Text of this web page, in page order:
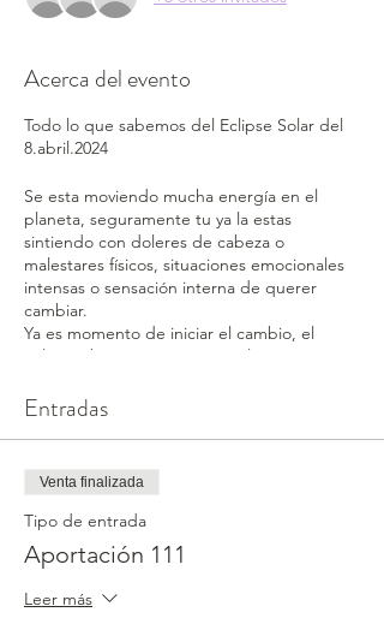
Acerca del evento
Todo lo que sabemos del Eclipse Solar del
8.abril.2024
Se esta moviendo mucha energía en el
planeta, seguramente tu ya la estas
sintiendo con doleres de cabeza o
malestares físicos, situaciones emocionales
intensas o sensación interna de querer
cambiar.
Ya es momento de iniciar el cambio, el
eclipse abre una puerta para la
resistas, fluye con los cambios!
eclipse
°Astrología Occidental - Cómo me afecta en
lo personal
°Astronomía - Dónde y Cuándo
Entradas
Venta finalizada
Tipo de entrada
Aportación 111
Leer más